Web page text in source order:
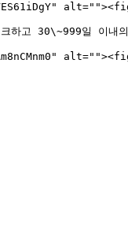
고 30\~999일 이내